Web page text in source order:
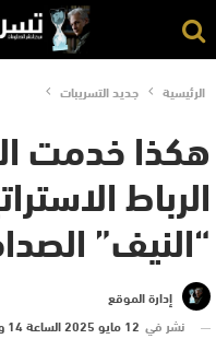
الرئيسية جديد التسريبات
هكذا خدمت
الرباط
“النيف”
إدارة الموقع
نشر في 12 مايو 2025 الساعة 14 و 59 دقيقة